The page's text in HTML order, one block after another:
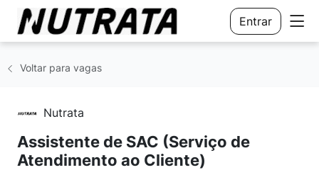
Entrar
Voltar para vagas
Nutrata
Assistente de SAC (Serviço de
Atendimento ao Cliente)